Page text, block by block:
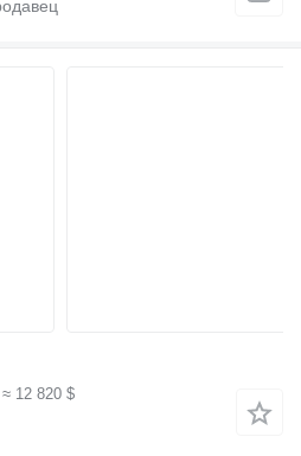
≈ 12 820 $